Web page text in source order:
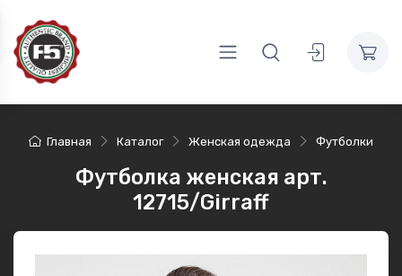
Главная Каталог Женская одежда Футболки
Футболка женская арт.
12715/Girraff